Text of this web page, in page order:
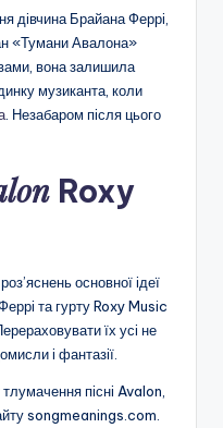
дівчина Брайана Феррі,
«Тумани Авалона»
вона залишила
музиканта, коли
. Незабаром після цього
Roxy
основної ідеї
та гурту Roxy Music
їх усі не
і фантазії.
пісні Avalon,
songmeanings.com.